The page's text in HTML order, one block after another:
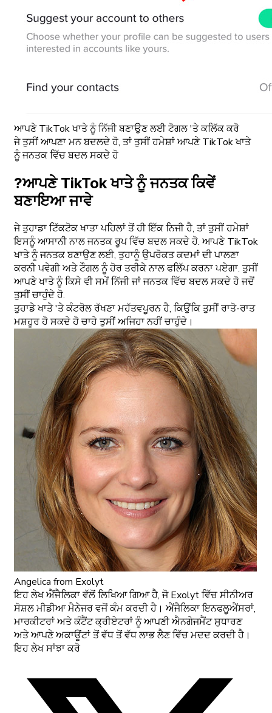
ਆਪਣੇ TikTok ਖਾਤੇ ਨੂੰ ਨਿੱਜੀ ਬਣਾਉਣ ਲਈ ਟੋਗਲ 'ਤੇ ਕਲਿੱਕ ਕਰੋ
ਜੇ ਤੁਸੀਂ ਆਪਣਾ ਮਨ ਬਦਲਦੇ ਹੋ, ਤਾਂ ਤੁਸੀਂ ਹਮੇਸ਼ਾਂ ਆਪਣੇ TikTok ਖਾਤੇ
ਨੂੰ ਜਨਤਕ ਵਿੱਚ ਬਦਲ ਸਕਦੇ ਹੋ
?ਆਪਣੇ TikTok ਖਾਤੇ ਨੂੰ ਜਨਤਕ ਕਿਵੇਂ
ਬਣਾਇਆ ਜਾਵੇ
ਜੇ ਤੁਹਾਡਾ ਟਿੱਕਟੋਕ ਖਾਤਾ ਪਹਿਲਾਂ ਤੋਂ ਹੀ ਇੱਕ ਨਿਜੀ ਹੈ, ਤਾਂ ਤੁਸੀਂ ਹਮੇਸ਼ਾਂ
ਇਸਨੂੰ ਆਸਾਨੀ ਨਾਲ ਜਨਤਕ ਰੂਪ ਵਿੱਚ ਬਦਲ ਸਕਦੇ ਹੋ. ਆਪਣੇ TikTok
ਖਾਤੇ ਨੂੰ ਜਨਤਕ ਬਣਾਉਣ ਲਈ, ਤੁਹਾਨੂੰ ਉਪਰੋਕਤ ਕਦਮਾਂ ਦੀ ਪਾਲਣਾ
ਕਰਨੀ ਪਵੇਗੀ ਅਤੇ ਟੌਗਲ ਨੂੰ ਹੋਰ ਤਰੀਕੇ ਨਾਲ ਫਲਿੱਪ ਕਰਨਾ ਪਏਗਾ. ਤੁਸੀਂ
ਆਪਣੇ ਖਾਤੇ ਨੂੰ ਕਿਸੇ ਵੀ ਸਮੇਂ ਨਿੱਜੀ ਜਾਂ ਜਨਤਕ ਵਿੱਚ ਬਦਲ ਸਕਦੇ ਹੋ ਜਦੋਂ
ਤੁਸੀਂ ਚਾਹੁੰਦੇ ਹੋ.
ਤੁਹਾਡੇ ਖਾਤੇ 'ਤੇ ਕੰਟਰੋਲ ਰੱਖਣਾ ਮਹੱਤਵਪੂਰਨ ਹੈ, ਕਿਉਂਕਿ ਤੁਸੀਂ ਰਾਤੋ-ਰਾਤ
ਮਸ਼ਹੂਰ ਹੋ ਸਕਦੇ ਹੋ ਚਾਹੇ ਤੁਸੀਂ ਅਜਿਹਾ ਨਹੀਂ ਚਾਹੁੰਦੇ।
Angelica from Exolyt
ਇਹ ਲੇਖ ਐਂਜੈਲਿਕਾ ਵੱਲੋਂ ਲਿਖਿਆ ਗਿਆ ਹੈ, ਜੋ Exolyt ਵਿੱਚ ਸੀਨੀਅਰ
ਸੋਸ਼ਲ ਮੀਡੀਆ ਮੈਨੇਜਰ ਵਜੋਂ ਕੰਮ ਕਰਦੀ ਹੈ। ਐਂਜੈਲਿਕਾ ਇਨਫਲੂਐਂਸਰਾਂ,
ਮਾਰਕੀਟਰਾਂ ਅਤੇ ਕੰਟੈਂਟ ਕ੍ਰੀਏਟਰਾਂ ਨੂੰ ਆਪਣੀ ਐਨਗੇਜਮੈਂਟ ਸੁਧਾਰਣ
ਅਤੇ ਆਪਣੇ ਅਕਾਊਂਟਾਂ ਤੋਂ ਵੱਧ ਤੋਂ ਵੱਧ ਲਾਭ ਲੈਣ ਵਿੱਚ ਮਦਦ ਕਰਦੀ ਹੈ।
ਇਹ ਲੇਖ ਸਾਂਝਾ ਕਰੋ